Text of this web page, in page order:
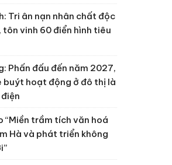
Tri ân nạn nhân chất độc
tôn vinh 60 điển hình tiêu
Phấn đấu đến năm 2027,
buýt hoạt động ở đô thị là
“Miền trầm tích văn hoá
Hà và phát triển không